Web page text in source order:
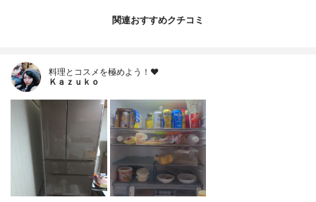
関連おすすめクチコミ
料理とコスメを極めよう！♥
Ｋａｚｕｋｏ